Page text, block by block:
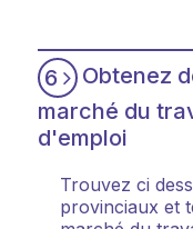
6
Obtenez
marché du
d'emploi
Trouvez ci
provinciaux et